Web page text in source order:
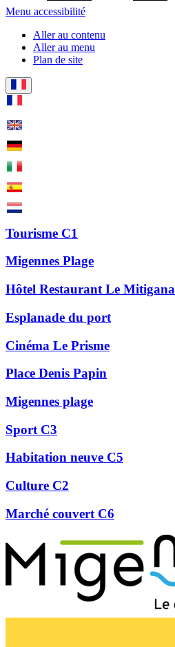
Menu accessibilité
Aller au contenu
Aller au menu
Plan de site
Tourisme C1
Migennes Plage
Hôtel Restaurant Le Mitigana
Esplanade du port
Cinéma Le Prisme
Place Denis Papin
Migennes plage
Sport C3
Habitation neuve C5
Culture C2
Marché couvert C6
Précédent
Suivant